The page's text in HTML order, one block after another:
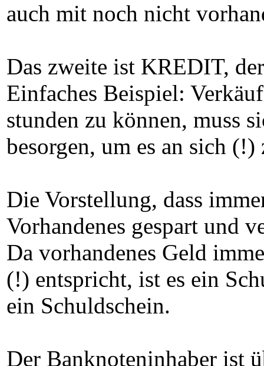
auch mit noch nicht
Das zweite ist KREDIT,
Einfaches Beispiel:
stunden zu können, muss
besorgen, um es an sich (!)
Die Vorstellung, dass
Vorhandenes gespart und
Da vorhandenes Geld
(!) entspricht, ist es ein
ein Schuldschein.
Der Banknoteninhaber ist